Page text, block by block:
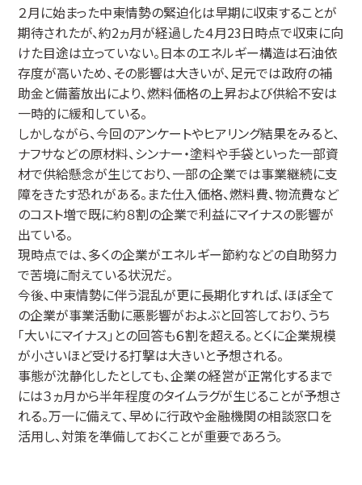
２月に始まった中東情勢の緊迫化は早期に収束することが
期待されたが、約2ヵ月が経過した４月23日時点で収束に向
けた目途は立っていない。日本のエネルギー構造は石油依
存度が高いため、その影響は大きいが、足元では政府の補
助金と備蓄放出により、燃料価格の上昇および供給不安は
一時的に緩和している。
しかしながら、今回のアンケートやヒアリング結果をみると、
ナフサなどの原材料、シンナー・塗料や手袋といった一部資
材で供給懸念が生じており、一部の企業では事業継続に支
障をきたす恐れがある。また仕入価格、燃料費、物流費など
のコスト増で既に約８割の企業で利益にマイナスの影響が
出ている。
現時点では、多くの企業がエネルギー節約などの自助努力
で苦境に耐えている状況だ。
今後、中東情勢に伴う混乱が更に長期化すれば、ほぼ全て
の企業が事業活動に悪影響がおよぶと回答しており、うち
「大いにマイナス」との回答も６割を超える。とくに企業規模
が小さいほど受ける打撃は大きいと予想される。
事態が沈静化したとしても、企業の経営が正常化するまで
には３ヵ月から半年程度のタイムラグが生じることが予想さ
れる。万一に備えて、早めに行政や金融機関の相談窓口を
活用し、対策を準備しておくことが重要であろう。